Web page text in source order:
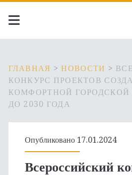
ГЛАВНАЯ >НОВОСТИ >
КОНКУРС ПРОЕКТОВ
КОМФОРТНОЙ ГОРОДСКОЙ
ДО 2030 ГОДА
Опубликовано 17.01.2024
Всероссийский